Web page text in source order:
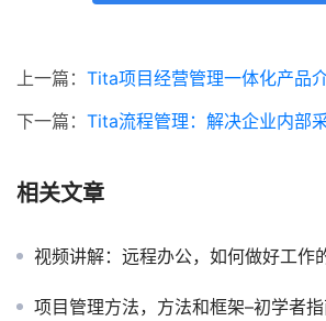
上一篇： Tita项目经营管理一体化产品
下一篇： Tita流程管理：解决企业内部采购流程
相关文章
视频讲解：远程办公，如何做好工作
项目管理方法，方法和框架–初学者